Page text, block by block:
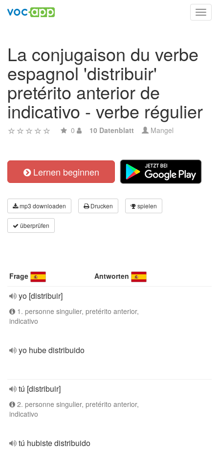
La conjugaison du verbe
espagnol 'distribuir'
pretérito anterior de
indicativo - verbe régulier
0 10 Datenblatt Mangel
Lernen beginnen
mp3 downloaden Drucken spielen
überprüfen
Frage Antworten
yo [distribuir]
1. personne singulier, pretérito anterior,
indicativo
yo hube distribuido
tú [distribuir]
2. personne singulier, pretérito anterior,
indicativo
tú hubiste distribuido